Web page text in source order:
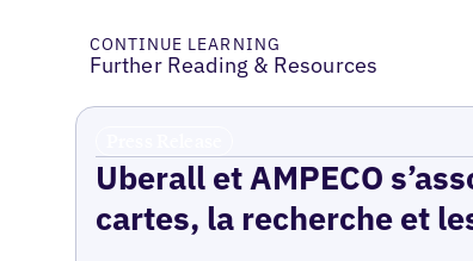
CONTINUE LEARNING
Further Reading & Resources
Uberall et AMPECO
cartes, la recherche et